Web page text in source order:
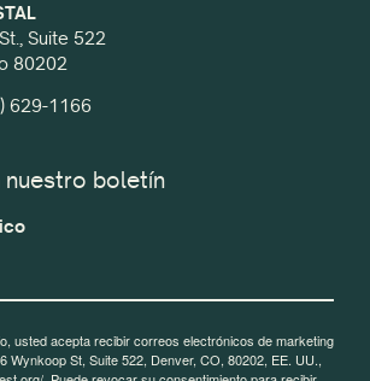
Suite 522
80202
629-1166
nuestro boletín
usted acepta recibir correos electrónicos de marketing
Wynkoop St, Suite 522, Denver, CO, 80202, EE. UU.,